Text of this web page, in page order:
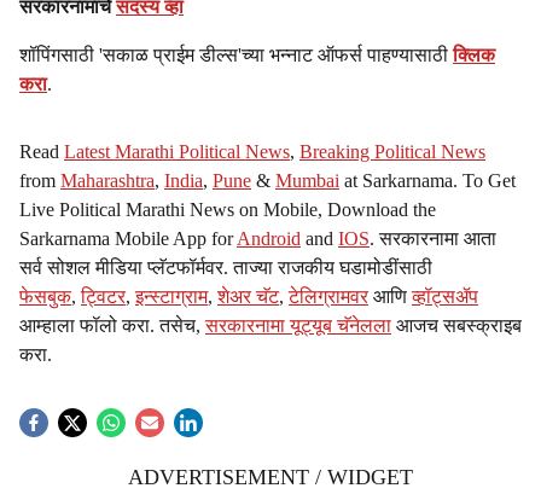
सरकारनामाचेसदस्य व्हा
शॉपिंगसाठी 'सकाळ प्राईम डील्स'च्या भन्नाट ऑफर्स पाहण्यासाठीक्लिक
करा.
Read Latest Marathi Political News, Breaking Political News
from Maharashtra, India, Pune & Mumbai at Sarkarnama. To Get
Live Political Marathi News on Mobile, Download the
Sarkarnama Mobile App forAndroid and IOS. सरकारनामा आता
सर्व सोशल मीडिया प्लॅटफॉर्मवर. ताज्या राजकीय घडामोडींसाठी
फेसबुक,ट्विटर,इन्स्टाग्राम,शेअर चॅट,टेलिग्रामवर आणिव्हॉट्सॲप
आम्हाला फॉलो करा. तसेच,सरकारनामा यूट्यूब चॅनेलला आजच सबस्क्राइब
करा.
ADVERTISEMENT / WIDGET